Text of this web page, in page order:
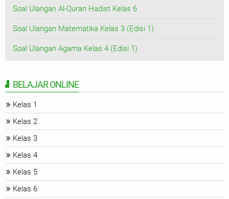
Soal Ulangan Al-Quran Hadist Kelas 6
Soal Ulangan Matematika Kelas 3 (Edisi 1)
Soal Ulangan Agama Kelas 4 (Edisi 1)
BELAJAR ONLINE
Kelas 1
Kelas 2
Kelas 3
Kelas 4
Kelas 5
Kelas 6